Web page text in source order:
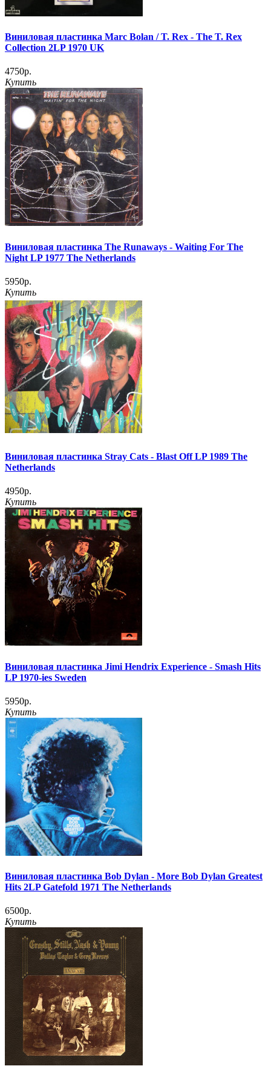
Виниловая пластинка Marc Bolan / T. Rex - The T. Rex
Collection 2LP 1970 UK
4750р.
Купить
Виниловая пластинка The Runaways - Waiting For The
Night LP 1977 The Netherlands
5950р.
Купить
Виниловая пластинка Stray Cats - Blast Off LP 1989 The
Netherlands
4950р.
Купить
Виниловая пластинка Jimi Hendrix Experience - Smash Hits
LP 1970-ies Sweden
5950р.
Купить
Виниловая пластинка Bob Dylan - More Bob Dylan Greatest
Hits 2LP Gatefold 1971 The Netherlands
6500р.
Купить